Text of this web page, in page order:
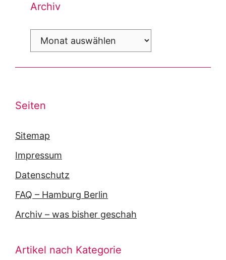
Archiv
Archiv
Seiten
Sitemap
Impressum
Datenschutz
FAQ – Hamburg Berlin
Archiv – was bisher geschah
Artikel nach Kategorie